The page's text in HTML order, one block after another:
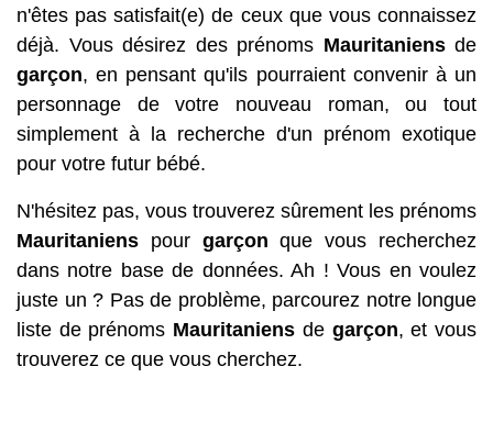
n'êtes pas satisfait(e) de ceux que vous connaissez
déjà. Vous désirez des prénoms Mauritaniensde
garçon, en pensant qu'ils pourraient convenir à un
personnage de votre nouveau roman, ou tout
simplement à la recherche d'un prénom exotique
pour votre futur bébé.
N'hésitez pas, vous trouverez sûrement les prénoms
Mauritaniens pour garçon que vous recherchez
dans notre base de données. Ah ! Vous en voulez
juste un ? Pas de problème, parcourez notre longue
liste de prénoms Mauritaniens de garçon, et vous
trouverez ce que vous cherchez.